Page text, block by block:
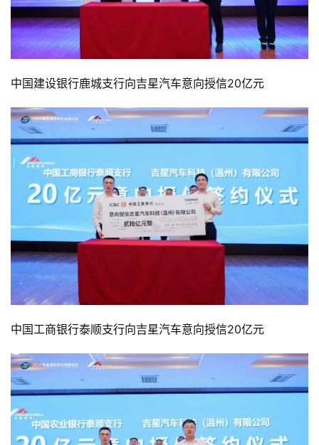
中国建设银行鹿城支行向吉星汽车意向授信20亿元
中国工商银行泰顺支行向吉星汽车意向授信20亿元